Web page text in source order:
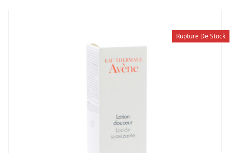
Rupture De Stock